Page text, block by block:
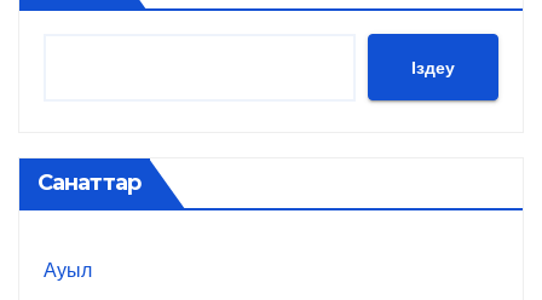
Іздеу
Санаттар
Ауыл